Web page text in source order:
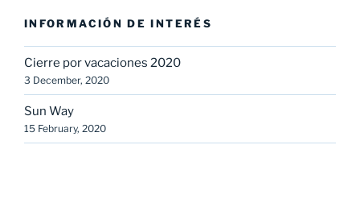
INFORMACIÓN DE INTERÉS
Cierre por vacaciones 2020
3 December, 2020
Sun Way
15 February, 2020